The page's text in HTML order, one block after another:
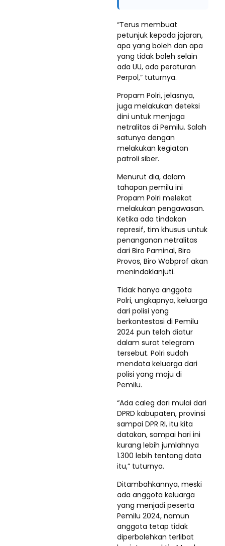
“Terus membuat
petunjuk kepada jajaran,
apa yang boleh dan apa
yang tidak boleh selain
ada UU, ada peraturan
Perpol,” tuturnya.
Propam Polri, jelasnya,
juga melakukan deteksi
dini untuk menjaga
netralitas di Pemilu. Salah
satunya dengan
melakukan kegiatan
patroli siber.
Menurut dia, dalam
tahapan pemilu ini
Propam Polri melekat
melakukan pengawasan.
Ketika ada tindakan
represif, tim khusus untuk
penanganan netralitas
dari Biro Paminal, Biro
Provos, Biro Wabprof akan
menindaklanjuti.
Tidak hanya anggota
Polri, ungkapnya, keluarga
dari polisi yang
berkontestasi di Pemilu
2024 pun telah diatur
dalam surat telegram
tersebut. Polri sudah
mendata keluarga dari
polisi yang maju di
Pemilu.
“Ada caleg dari mulai dari
DPRD kabupaten, provinsi
sampai DPR RI, itu kita
datakan, sampai hari ini
kurang lebih jumlahnya
1.300 lebih tentang data
itu,” tuturnya.
Ditambahkannya, meski
ada anggota keluarga
yang menjadi peserta
Pemilu 2024, namun
anggota tetap tidak
diperbolehkan terlibat